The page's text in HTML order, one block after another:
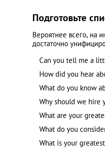
Подготовьте
Вероятнее всего, на
достаточно
Can you tell me a
How did you hear
What do you know
Why should we hire
What are your
What do you
What is your